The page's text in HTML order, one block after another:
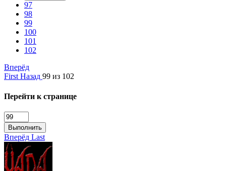
97
98
99
100
101
102
Вперёд
First Назад 99 из 102
Перейти к странице
Выполнить
Вперёд Last